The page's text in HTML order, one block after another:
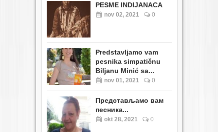
PESME INDIJANACA
nov 02, 2021 0
Predstavljamo vam
pesnika simpatičnu
Biljanu Minić sa...
nov 01, 2021 0
Представљамо вам
песника...
okt 28, 2021 0